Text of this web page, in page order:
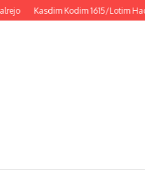
Kodim 1615/Lotim Hadiri